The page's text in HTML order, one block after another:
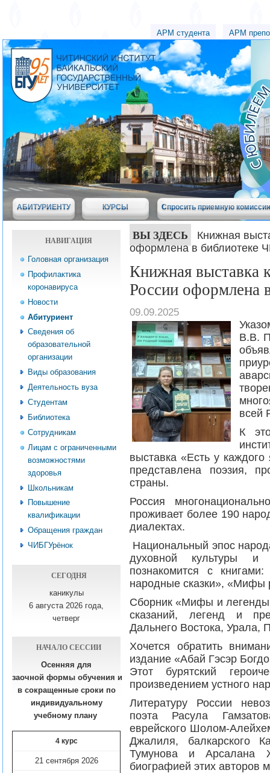
АРМ студента АРМ
АБИТУРИЕНТУ КУРСЫ Спросить приемную
НАВИГАЦИЯ
Головная организация
Профилактика
коронавируса
Новости
Абитуриент
Сведения об
образовательной
организации
Виды образования
Деятельность вуза
Студентам
Библиотека
Сотрудникам
Лицам с ограниченными
возможностями
здоровья
Школьникам
Повышение
квалификации
Обращения граждан
ЧИБГУрёнок
СЕГОДНЯ
каникулы
6 августа 2026 года,
четверг
НАЧАЛО СЕССИИ
Осенняя для
заочной формы обучения и
в сокращенные сроки по
индивидуальному
учебному плану​
4 курс
21 сентября 2026
ВЫ ЗДЕСЬ
Книжная
оформлена в библиотеке
Книжная выставка
России оформлена
09.09.2025
В.В.
всей
К
выставка «Есть у
представлена поэзия,
страны.
Россия
проживает более 190
диалектах.
Национальный эпос
духовной культуры
познакомится с
народные сказки», «Мифы
Сборник «Мифы и легенды
сказаний, легенд и
Дальнего Востока, Урала,
Хочется обратить
издание «Абай Гэсэр
Этот бурятский
произведением устного
Литературу России
поэта Расула
еврейского Шолом-
Джалиля, балкарского
Тумунова и Арсалана
биографией этих авторов